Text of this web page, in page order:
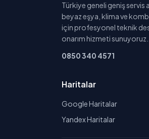
Türkiye geneli geniş servis
beyaz eşya, klima ve kombi
için profesyonel teknik
onarım hizmeti sunuyoruz.
0850 340 4571
Haritalar
Google Haritalar
Yandex Haritalar